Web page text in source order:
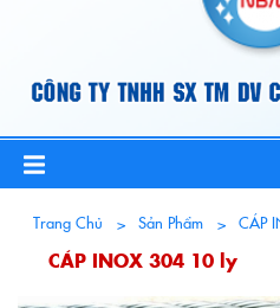
Trang Chủ Sản Phẩm CÁP
CÁP INOX 304 10 ly